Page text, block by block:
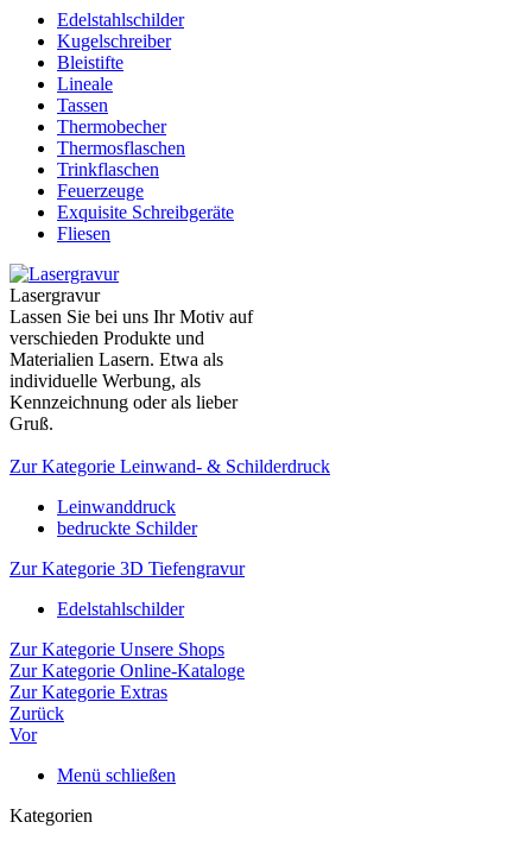
Edelstahlschilder
Kugelschreiber
Bleistifte
Lineale
Tassen
Thermobecher
Thermosflaschen
Trinkflaschen
Feuerzeuge
Exquisite Schreibgeräte
Fliesen
Lasergravur
Lassen Sie bei uns Ihr Motiv auf
verschieden Produkte und
Materialien Lasern. Etwa als
individuelle Werbung, als
Kennzeichnung oder als lieber
Gruß.
Zur Kategorie Leinwand- & Schilderdruck
Leinwanddruck
bedruckte Schilder
Zur Kategorie 3D Tiefengravur
Edelstahlschilder
Zur Kategorie Unsere Shops
Zur Kategorie Online-Kataloge
Zur Kategorie Extras
Zurück
Vor
Menü schließen
Kategorien